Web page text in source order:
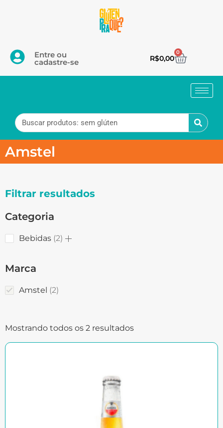
Entre ou
cadastre-se R$0,00
0
Amstel
Filtrar resultados
Categoria
Bebidas 2
Marca
Amstel 2
Mostrando todos os 2 resultados